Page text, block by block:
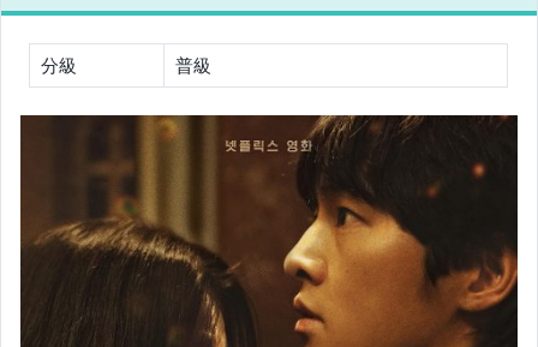
BD25藍光其它
BD25G韓國影集
BD25G日本影集
BD25G陸港台影集+其它國家
分級 普級